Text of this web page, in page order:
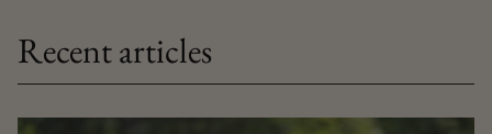
Recent articles